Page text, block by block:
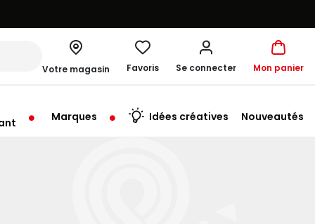
Votre magasin
à 09:30
Favoris Se connecter Mon panier
Marques Idées créatives Nouveautés